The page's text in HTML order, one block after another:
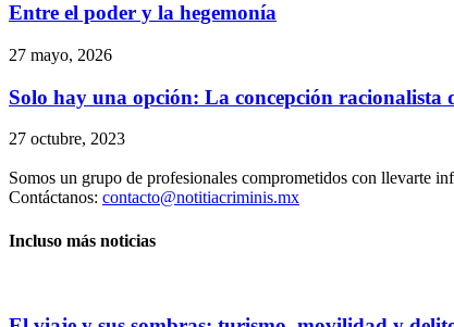
Entre el poder y la hegemonía
27 mayo, 2026
Solo hay una opción: La concepción racionalista
27 octubre, 2023
Somos un grupo de profesionales comprometidos con llevarte
Contáctanos: contacto@notitiacriminis.mx
Incluso más noticias